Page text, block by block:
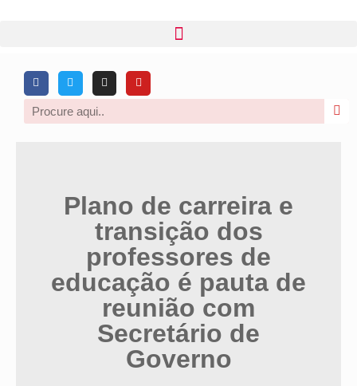
Plano de carreira e
transição dos
professores de
educação é pauta de
reunião com
Secretário de
Governo